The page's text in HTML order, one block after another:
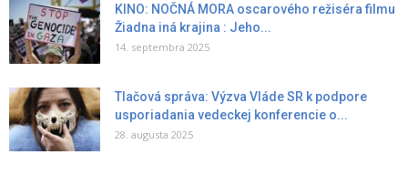
KINO: NOČNÁ MORA oscarového režiséra filmu
Žiadna iná krajina : Jeho...
14. septembra 2025
Tlačová správa: Výzva Vláde SR k podpore
usporiadania vedeckej konferencie o...
28. augusta 2025